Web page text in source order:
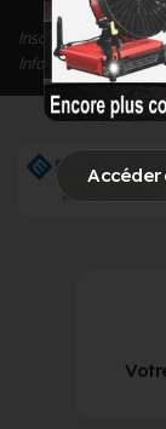
Accéder
Inscrit depuis le 13/
Informations mises à